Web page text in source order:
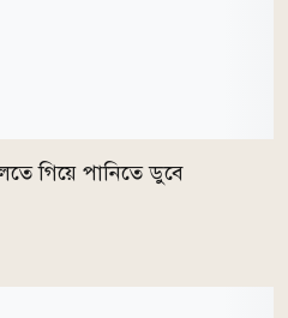
গিয়ে পানিতে ডুবে